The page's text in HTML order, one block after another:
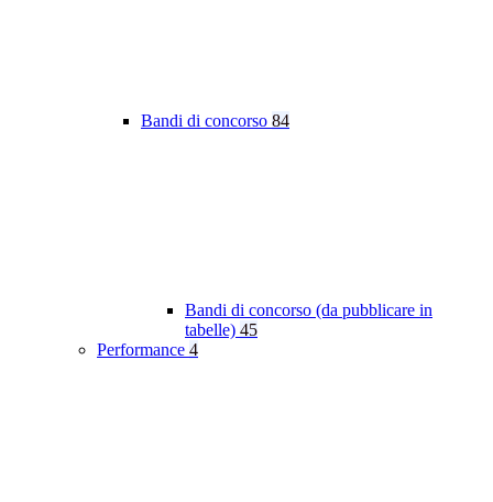
Bandi di concorso 84
Bandi di concorso (da pubblicare in
tabelle) 45
Performance 4